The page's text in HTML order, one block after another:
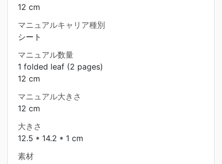
12 cm
マニュアルキャリア種別
シート
マニュアル数量
1 folded leaf (2 pages)
12 cm
マニュアル大きさ
12 cm
大きさ
12.5 * 14.2 * 1 cm
素材